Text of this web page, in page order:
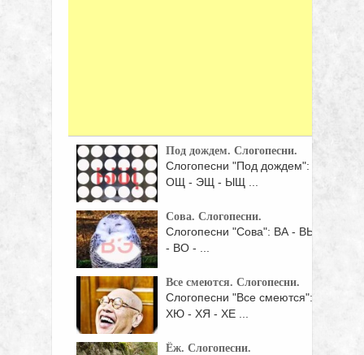
Под дождем. Слогопесни.
Слогопесни "Под дождем":
ОЩ - ЭЩ - ЫЩ ...
Сова. Слогопесни.
Слогопесни "Сова": ВА - ВЫ
- ВО - ...
Все смеются. Слогопесни.
Слогопесни "Все смеются":
ХЮ - ХЯ - ХЕ ...
Ёж. Слогопесни.